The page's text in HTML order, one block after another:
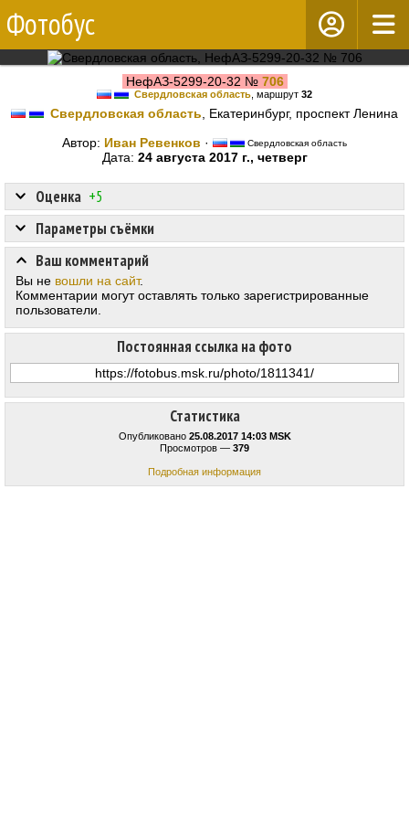
Фотобус
НефАЗ-5299-20-32 № 706
Свердловская область , маршрут 32
Свердловская область , Екатеринбург, проспект Ленина
Автор: Иван Ревенков · Свердловская область
Дата: 24 августа 2017 г., четверг
Статистика
Опубликовано 25.08.2017 14:03 MSK
Просмотров — 379
Подробная информация
Оценка +5
Постоянная ссылка на фото
Параметры съёмки
Ваш комментарий
Вы не вошли на сайт.
Комментарии могут оставлять только зарегистрированные
пользователи.